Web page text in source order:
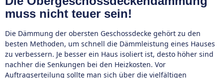
muss nicht teuer sein!
Die Dämmung der obersten Geschossdecke gehört zu den
besten Methoden, um schnell die Dämmleistung eines Hauses
zu verbessern. Je besser ein Haus isoliert ist, desto höher sind
nachher die Senkungen bei den Heizkosten. Vor
Auftragserteilung sollte man sich über die vielfältigen